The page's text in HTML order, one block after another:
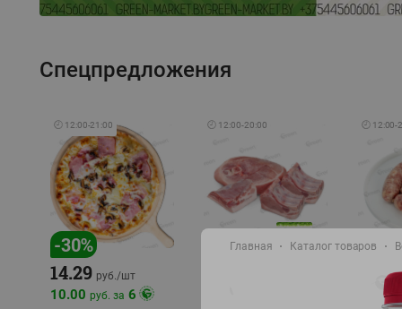
Спецпредложения
🕘 12:00-21:00
-30%
14.29 руб./шт
10.00 руб. за 6
🕘 12:00-20:00 🕘 12:00-
-17%
11.99
Главная Каталог товаров